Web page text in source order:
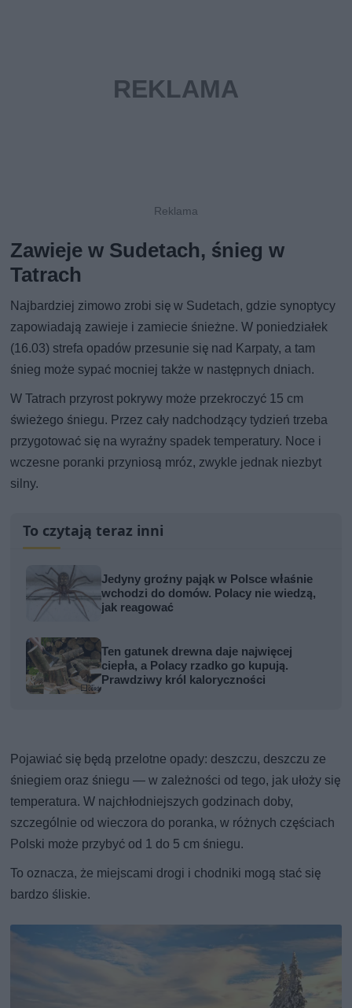
Zawieje w Sudetach, śnieg w
Tatrach
Najbardziej zimowo zrobi się w Sudetach, gdzie synoptycy
zapowiadają zawieje i zamiecie śnieżne. W poniedziałek
(16.03) strefa opadów przesunie się nad Karpaty, a tam
śnieg może sypać mocniej także w następnych dniach.
W Tatrach przyrost pokrywy może przekroczyć 15 cm
świeżego śniegu. Przez cały nadchodzący tydzień trzeba
przygotować się na wyraźny spadek temperatury. Noce i
wczesne poranki przyniosą mróz, zwykle jednak niezbyt
silny.
To czytają teraz inni
Jedyny groźny pająk w Polsce właśnie
wchodzi do domów. Polacy nie wiedzą,
jak reagować
Ten gatunek drewna daje najwięcej
ciepła, a Polacy rzadko go kupują.
Prawdziwy król kaloryczności
Pojawiać się będą przelotne opady: deszczu, deszczu ze
śniegiem oraz śniegu — w zależności od tego, jak ułoży się
temperatura. W najchłodniejszych godzinach doby,
szczególnie od wieczora do poranka, w różnych częściach
Polski może przybyć od 1 do 5 cm śniegu.
To oznacza, że miejscami drogi i chodniki mogą stać się
bardzo śliskie.